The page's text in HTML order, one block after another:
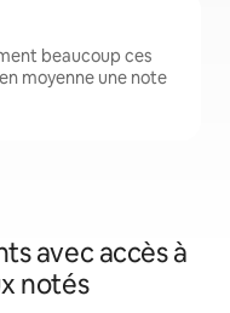
beaucoup ces
moyenne une note
avec accès à
notés